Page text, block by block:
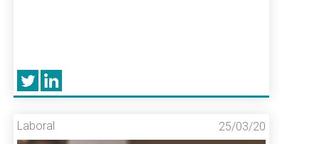
Laboral 25/03/20